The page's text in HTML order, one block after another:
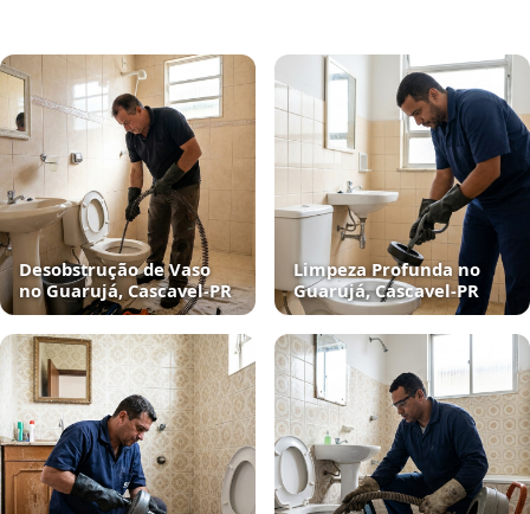
Desobstrução de Vaso
no Guarujá, Cascavel‑PR
Limpeza Profunda no
Guarujá, Cascavel‑PR